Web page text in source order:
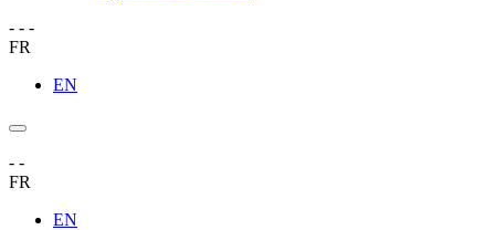
- - -
FR
EN
- -
FR
EN